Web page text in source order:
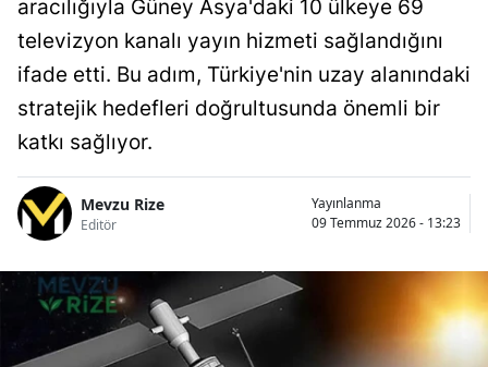
aracılığıyla Güney Asya'daki 10 ülkeye 69
televizyon kanalı yayın hizmeti sağlandığını
ifade etti. Bu adım, Türkiye'nin uzay alanındaki
stratejik hedefleri doğrultusunda önemli bir
katkı sağlıyor.
Mevzu Rize
Editör
Yayınlanma
09 Temmuz 2026 - 13:23